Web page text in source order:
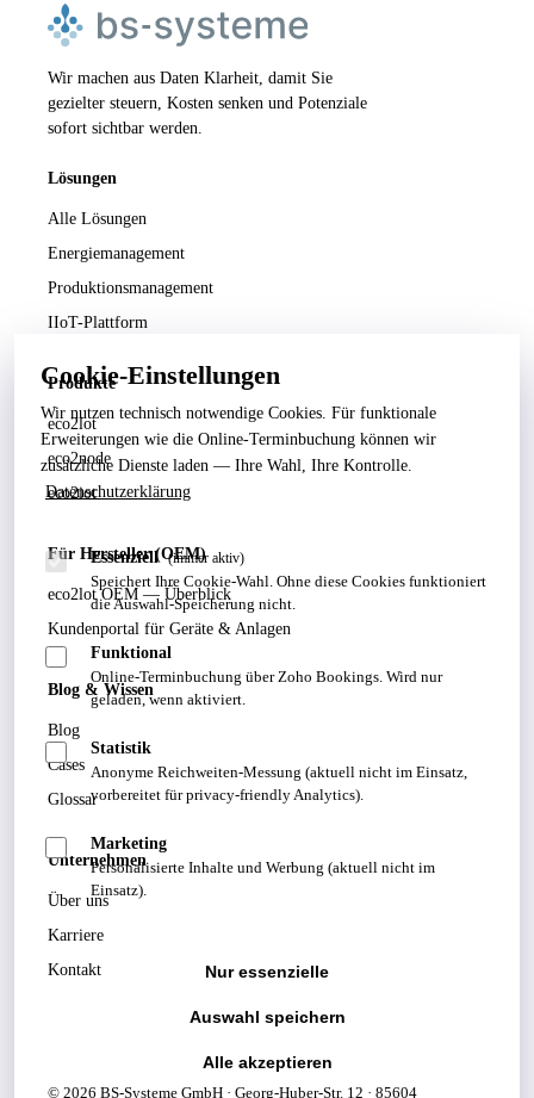
Wir machen aus Daten Klarheit, damit Sie
gezielter steuern, Kosten senken und Potenziale
sofort sichtbar werden.
Lösungen
Alle Lösungen
Energiemanagement
Produktionsmanagement
IIoT-Plattform
Produkte
eco2lot
eco2node
eco2iot
Für Hersteller (OEM)
eco2lot OEM — Überblick
Kundenportal für Geräte & Anlagen
Blog & Wissen
Blog
Cases
Glossar
Unternehmen
Über uns
Karriere
Kontakt
© 2026 BS-Systeme GmbH · Georg-Huber-Str. 12 · 85604
Cookie-Einstellungen
Wir nutzen technisch notwendige Cookies. Für funktionale
Erweiterungen wie die Online-Terminbuchung können wir
zusätzliche Dienste laden — Ihre Wahl, Ihre Kontrolle.
Datenschutzerklärung
Essenziell (immer aktiv)
Speichert Ihre Cookie-Wahl. Ohne diese Cookies funktioniert
die Auswahl-Speicherung nicht.
Funktional
Online-Terminbuchung über Zoho Bookings. Wird nur
geladen, wenn aktiviert.
Statistik
Anonyme Reichweiten-Messung (aktuell nicht im Einsatz,
vorbereitet für privacy-friendly Analytics).
Marketing
Personalisierte Inhalte und Werbung (aktuell nicht im
Einsatz).
Nur essenzielle
Auswahl speichern
Alle akzeptieren